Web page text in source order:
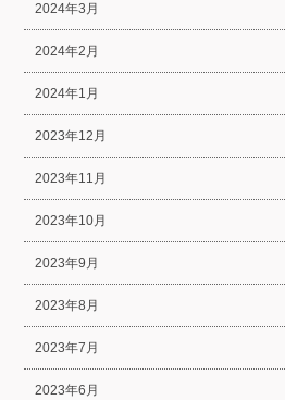
2024年3月
2024年2月
2024年1月
2023年12月
2023年11月
2023年10月
2023年9月
2023年8月
2023年7月
2023年6月